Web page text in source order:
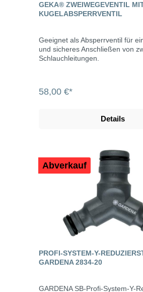
GEKA® ZWEIWEGEVENTIL
KUGELABSPERRVENTIL
Geeignet als Absperrventil für
und sicheres Anschließen von
Schlauchleitungen.
58,00 €*
Details
Abverkauf
PROFI-SYSTEM-Y-
GARDENA 2834-20
GARDENA SB-Profi-System-Y-